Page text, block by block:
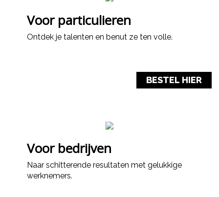
Voor particulieren
Ontdek je talenten en benut ze ten volle.
BESTEL HIER
Voor bedrijven
Naar schitterende resultaten met gelukkige
werknemers.